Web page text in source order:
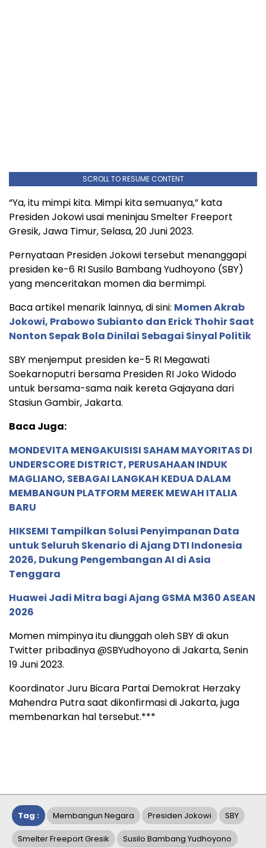
SCROLL TO RESUME CONTENT
“Ya, itu mimpi kita. Mimpi kita semuanya,” kata
Presiden Jokowi usai meninjau Smelter Freeport
Gresik, Jawa Timur, Selasa, 20 Juni 2023.
Pernyataan Presiden Jokowi tersebut menanggapi
presiden ke-6 RI Susilo Bambang Yudhoyono (SBY)
yang menceritakan momen dia bermimpi.
Baca artikel menarik lainnya, di sini: Momen Akrab
Jokowi, Prabowo Subianto dan Erick Thohir Saat
Nonton Sepak Bola Dinilai Sebagai Sinyal Politik
SBY menjemput presiden ke-5 RI Megawati
Soekarnoputri bersama Presiden RI Joko Widodo
untuk bersama-sama naik kereta Gajayana dari
Stasiun Gambir, Jakarta.
Baca Juga:
MONDEVITA MENGAKUISISI SAHAM MAYORITAS DI
UNDERSCORE DISTRICT, PERUSAHAAN INDUK
MAGLIANO, SEBAGAI LANGKAH KEDUA DALAM
MEMBANGUN PLATFORM MEREK MEWAH ITALIA
BARU
HIKSEMI Tampilkan Solusi Penyimpanan Data
untuk Seluruh Skenario di Ajang DTI Indonesia
2026, Dukung Pengembangan AI di Asia
Tenggara
Huawei Jadi Mitra bagi Ajang GSMA M360 ASEAN
2026
Momen mimpinya itu diunggah oleh SBY di akun
Twitter pribadinya @SBYudhoyono di Jakarta, Senin
19 Juni 2023.
Koordinator Juru Bicara Partai Demokrat Herzaky
Mahendra Putra saat dikonfirmasi di Jakarta, juga
membenarkan hal tersebut.***
Tag : Membangun Negara Presiden Jokowi SBY
Smelter Freeport Gresik Susilo Bambang Yudhoyono